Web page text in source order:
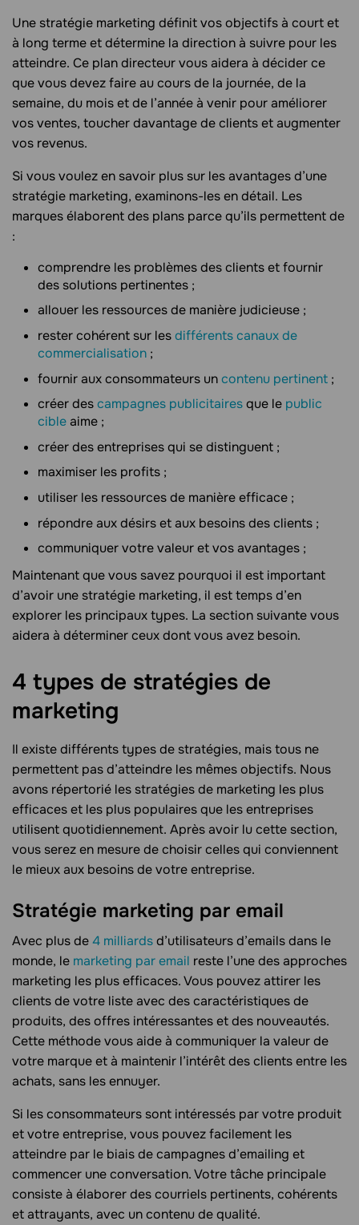
Une stratégie marketing définit vos objectifs à court et
à long terme et détermine la direction à suivre pour les
atteindre. Ce plan directeur vous aidera à décider ce
que vous devez faire au cours de la journée, de la
semaine, du mois et de l’année à venir pour améliorer
vos ventes, toucher davantage de clients et augmenter
vos revenus.
Si vous voulez en savoir plus sur les avantages d’une
stratégie marketing, examinons-les en détail. Les
marques élaborent des plans parce qu’ils permettent de
:
comprendre les problèmes des clients et fournir
des solutions pertinentes ;
allouer les ressources de manière judicieuse ;
rester cohérent sur lesdifférents canaux de
commercialisation ;
fournir aux consommateurs uncontenu pertinent ;
créer descampagnes publicitairesque le public
cibleaime ;
créer des entreprises qui se distinguent ;
maximiser les profits ;
utiliser les ressources de manière efficace ;
répondre aux désirs et aux besoins des clients ;
communiquer votre valeur et vos avantages ;
Maintenant que vous savez pourquoi il est important
d’avoir une stratégie marketing, il est temps d’en
explorer les principaux types. La section suivante vous
aidera à déterminer ceux dont vous avez besoin.
4 types de stratégies de
marketing
Il existe différents types de stratégies, mais tous ne
permettent pas d’atteindre les mêmes objectifs. Nous
avons répertorié les stratégies de marketing les plus
efficaces et les plus populaires que les entreprises
utilisent quotidiennement. Après avoir lu cette section,
vous serez en mesure de choisir celles qui conviennent
le mieux aux besoins de votre entreprise.
Stratégie marketing par email
Avec plus de4 milliardsd’utilisateurs d’emails dans le
monde, le marketing par email reste l’une des approches
marketing les plus efficaces. Vous pouvez attirer les
clients de votre liste avec des caractéristiques de
produits, des offres intéressantes et des nouveautés.
Cette méthode vous aide à communiquer la valeur de
votre marque et à maintenir l’intérêt des clients entre les
achats, sans les ennuyer.
Si les consommateurs sont intéressés par votre produit
et votre entreprise, vous pouvez facilement les
atteindre par le biais de campagnes d’emailing et
commencer une conversation. Votre tâche principale
consiste à élaborer des courriels pertinents, cohérents
et attrayants, avec un contenu de qualité.